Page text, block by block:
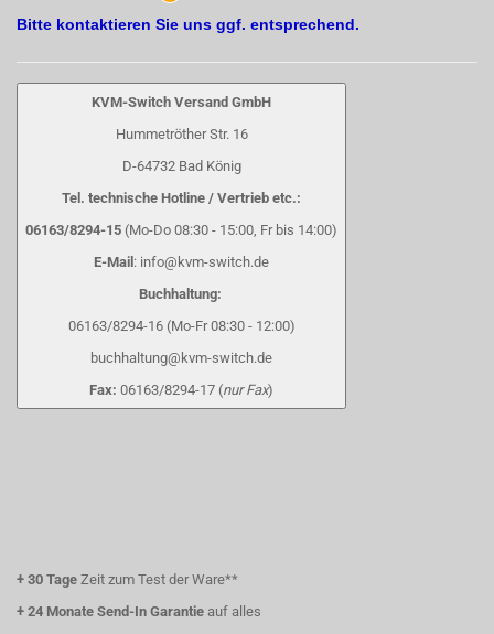
Bitte kontaktieren Sie uns ggf. entsprechend.
KVM-Switch Versand GmbH
Hummetröther Str. 16
D-64732 Bad König
Tel. technische Hotline / Vertrieb etc.:
06163/8294-15 (Mo-Do 08:30 - 15:00, Fr bis 14:00)
E-Mail : info@kvm-switch.de
Buchhaltung:
06163/8294-16 (Mo-Fr 08:30 - 12:00)
buchhaltung@kvm-switch.de
Fax: 06163/8294-17 (nur Fax)
+ 30 Tage Zeit zum Test der Ware**
+ 24 Monate Send-In Garantie auf alles